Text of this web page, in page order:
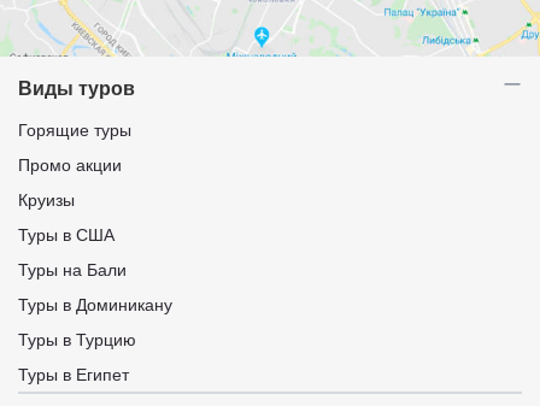
Виды туров
Горящие туры
Промо акции
Круизы
Туры в США
Туры на Бали
Туры в Доминикану
Туры в Турцию
Туры в Египет